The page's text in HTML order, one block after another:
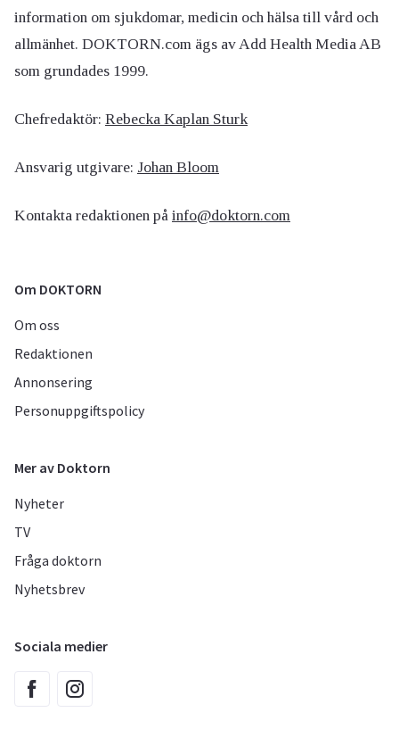
information om sjukdomar, medicin och hälsa till vård och
allmänhet. DOKTORN.com ägs av Add Health Media AB
som grundades 1999.
Chefredaktör: Rebecka Kaplan Sturk
Ansvarig utgivare: Johan Bloom
Kontakta redaktionen på info@doktorn.com
Om DOKTORN
Om oss
Redaktionen
Annonsering
Personuppgiftspolicy
Mer av Doktorn
Nyheter
TV
Fråga doktorn
Nyhetsbrev
Sociala medier